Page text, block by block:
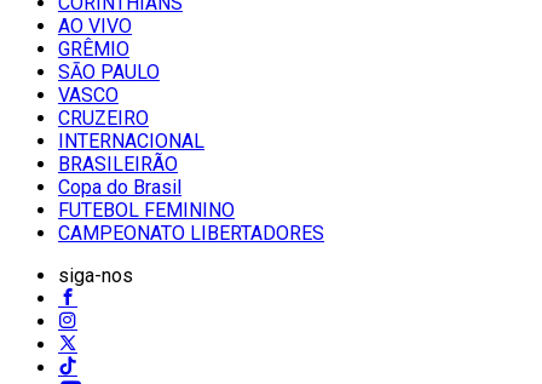
AO VIVO
GRÊMIO
SĀO PAULO
VASCO
CRUZEIRO
INTERNACIONAL
BRASILEIRÃO
Copa do Brasil
FUTEBOL FEMININO
CAMPEONATO LIBERTADORES
siga-nos